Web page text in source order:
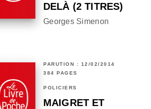
DELÀ (2 TITRES)
Georges Simenon
PARUTION : 12/02/2014
384 PAGES
POLICIERS
MAIGRET ET